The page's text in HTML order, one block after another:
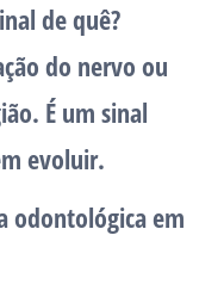
de quê?
do nervo ou
É um sinal
evoluir.
odontológica em